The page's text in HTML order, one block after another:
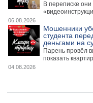
В переписке
06.08.2026
Мошенники
студента
деньгами на
Парень провёл
показать
04.08.2026